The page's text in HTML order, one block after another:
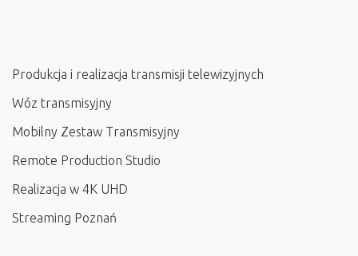
Produkcja i realizacja transmisji telewizyjnych
Wóz transmisyjny
Mobilny Zestaw Transmisyjny
Remote Production Studio
Realizacja w 4K UHD
Streaming Poznań